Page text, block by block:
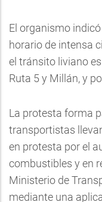
El organismo
horario de intensa
el tránsito liviano
Ruta 5 y Millán, y
La protesta forma
transportistas
en protesta por el
combustibles y en
Ministerio de
mediante una